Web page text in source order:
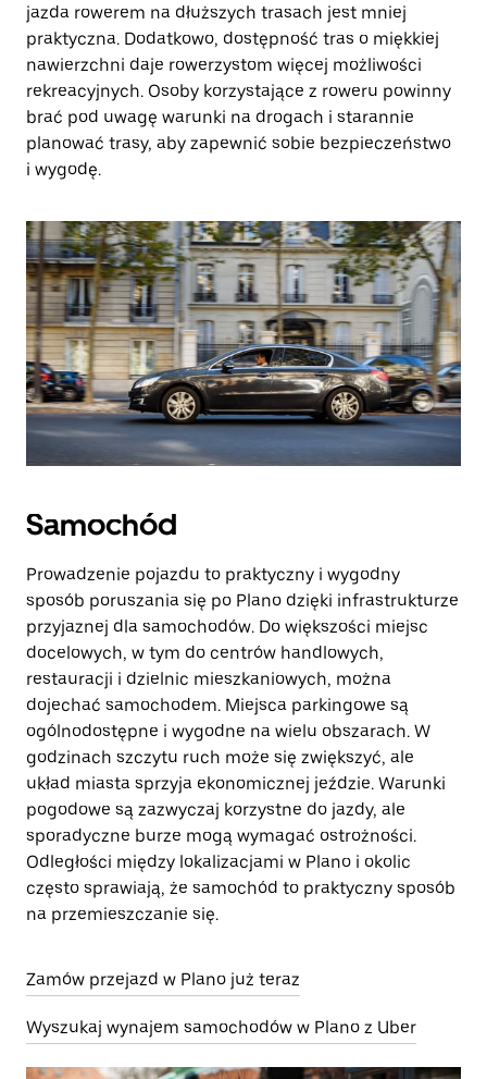
jazda rowerem na dłuższych trasach jest mniej
praktyczna. Dodatkowo, dostępność tras o miękkiej
nawierzchni daje rowerzystom więcej możliwości
rekreacyjnych. Osoby korzystające z roweru powinny
brać pod uwagę warunki na drogach i starannie
planować trasy, aby zapewnić sobie bezpieczeństwo
i wygodę.
Samochód
Prowadzenie pojazdu to praktyczny i wygodny
sposób poruszania się po Plano dzięki infrastrukturze
przyjaznej dla samochodów. Do większości miejsc
docelowych, w tym do centrów handlowych,
restauracji i dzielnic mieszkaniowych, można
dojechać samochodem. Miejsca parkingowe są
ogólnodostępne i wygodne na wielu obszarach. W
godzinach szczytu ruch może się zwiększyć, ale
układ miasta sprzyja ekonomicznej jeździe. Warunki
pogodowe są zazwyczaj korzystne do jazdy, ale
sporadyczne burze mogą wymagać ostrożności.
Odległości między lokalizacjami w Plano i okolic
często sprawiają, że samochód to praktyczny sposób
na przemieszczanie się.
Zamów przejazd w Plano już teraz
Wyszukaj wynajem samochodów w Plano z Uber